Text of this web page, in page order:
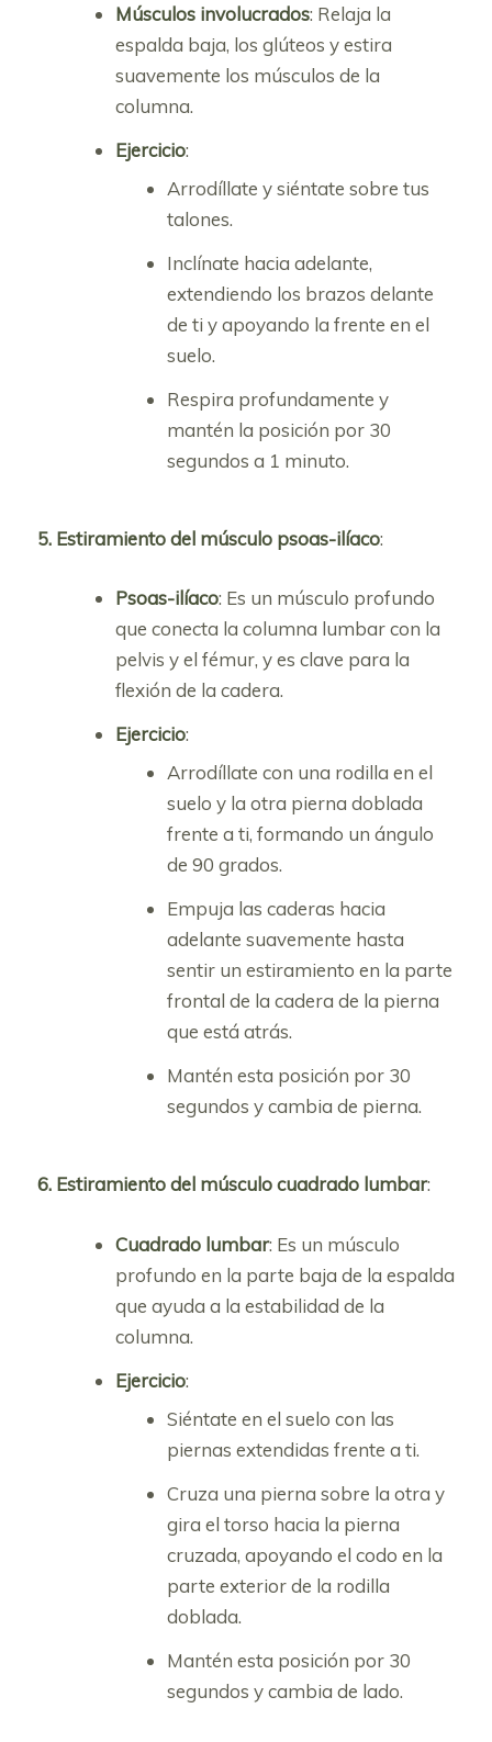
Músculos involucrados: Relaja la
espalda baja, los glúteos y estira
suavemente los músculos de la
columna.
Ejercicio:
Arrodíllate y siéntate sobre tus
talones.
Inclínate hacia adelante,
extendiendo los brazos delante
de ti y apoyando la frente en el
suelo.
Respira profundamente y
mantén la posición por 30
segundos a 1 minuto.
5. Estiramiento del músculo psoas-ilíaco:
Psoas-ilíaco: Es un músculo profundo
que conecta la columna lumbar con la
pelvis y el fémur, y es clave para la
flexión de la cadera.
Ejercicio:
Arrodíllate con una rodilla en el
suelo y la otra pierna doblada
frente a ti, formando un ángulo
de 90 grados.
Empuja las caderas hacia
adelante suavemente hasta
sentir un estiramiento en la parte
frontal de la cadera de la pierna
que está atrás.
Mantén esta posición por 30
segundos y cambia de pierna.
6. Estiramiento del músculo cuadrado lumbar:
Cuadrado lumbar: Es un músculo
profundo en la parte baja de la espalda
que ayuda a la estabilidad de la
columna.
Ejercicio:
Siéntate en el suelo con las
piernas extendidas frente a ti.
Cruza una pierna sobre la otra y
gira el torso hacia la pierna
cruzada, apoyando el codo en la
parte exterior de la rodilla
doblada.
Mantén esta posición por 30
segundos y cambia de lado.